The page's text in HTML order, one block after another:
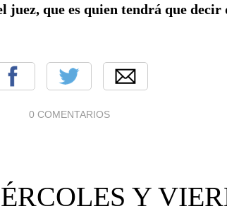
juez, que es quien tendrá que decir
0 COMENTARIOS
Y